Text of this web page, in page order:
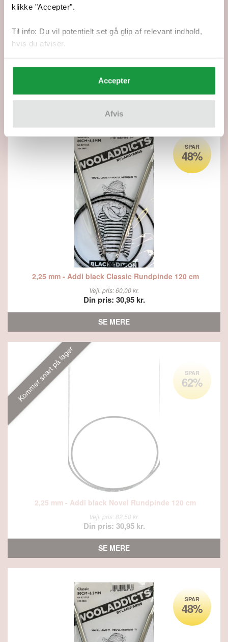
klikke "Accepter".
Til info: Du vil potentielt set gå glip af relevant indhold,
hvis du afviser.
Accepter
Afvis
SE MERE
SPAR
48%
2,25 mm - Addi black Classic Rundpinde 120 cm
Vejl. pris: 60,00 kr.
Din pris: 30,95 kr.
SE MERE
Kommer snart på lager SPAR
62%
2,25 mm - Addi black Novel Rundpinde 120 cm
Vejl. pris: 82,50 kr.
Din pris: 30,95 kr.
SE MERE
SPAR
48%